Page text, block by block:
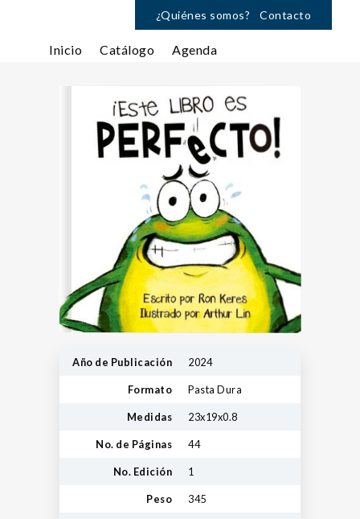
¿Quiénes somos? Contacto
Inicio Catálogo Agenda
Año de Publicación 2024
Formato Pasta Dura
Medidas 23x19x0.8
No. de Páginas 44
No. Edición 1
Peso 345